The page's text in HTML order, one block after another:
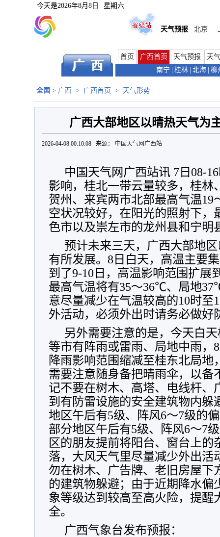
今天是2026年8月8日 星期六
天气预报 北京
首页 广西首页 天气预报
天
南宁
桂林 北海 柳
全国 > 广西 > 广西首页 > 天气形势
广西大部地区以晴热天气为
2026-04-08 00:10:08 来源： 中国天气网广西站
中国天气网广西站讯 7日08-
影响，桂北一带云量较多，桂林
贺州、来宾两市北部最高气温
空状况较好，在阳光的照射下
色市以及崇左市的龙州县和宁
预计未来三天，广西大部地
有所发展。8日白天，高温主要
到了9-10日，高温影响范围扩展
最高气温将有35～36℃、局地
意尽量减少在气温较高的10时至
外活动，必须外出时请务必做好
另外需要注意的是，今天白
等市有阵雨或雷雨、局地中雨，
降雨影响范围缩减至桂东北局地
需要注意随身备把晴雨伞，以备
记不要在树木、高塔、电线杆、
到有防雷设施的安全建筑物内躲
地区午后有5级、阵风6～7级的
部分地区午后有5级、阵风6～7
区的朋友提前将阳台、窗台上的
落，大风天气里尽量减少外出活
勿在树木、广告牌、老旧房屋下
的建筑物躲避；由于近期降水偏
象等级达到较高至高火险，提醒
全。
广西气象台发布预报：